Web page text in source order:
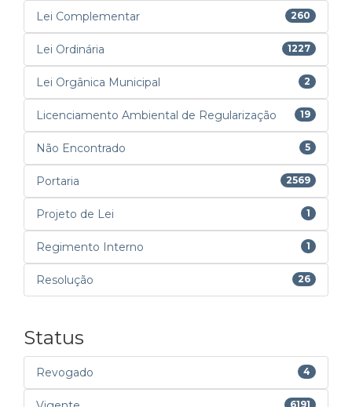
Lei Complementar 260
Lei Ordinária 1227
Lei Orgânica Municipal 2
Licenciamento Ambiental de Regularização 19
Não Encontrado 5
Portaria 2569
Projeto de Lei 1
Regimento Interno 1
Resolução 26
Status
Revogado 4
6191